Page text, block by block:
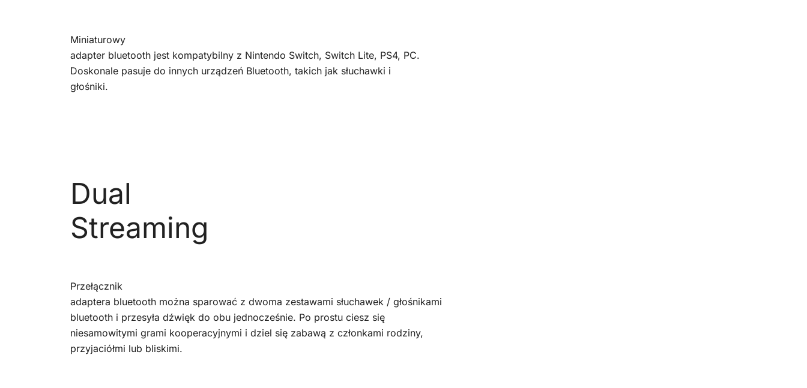
Miniaturowy
adapter bluetooth jest kompatybilny z Nintendo Switch, Switch Lite, PS4, PC.
Doskonale pasuje do innych urządzeń Bluetooth, takich jak słuchawki i
głośniki.
Dual
Streaming
Przełącznik
adaptera bluetooth można sparować z dwoma zestawami słuchawek / głośnikami
bluetooth i przesyła dźwięk do obu jednocześnie. Po prostu ciesz się
niesamowitymi grami kooperacyjnymi i dziel się zabawą z członkami rodziny,
przyjaciółmi lub bliskimi.